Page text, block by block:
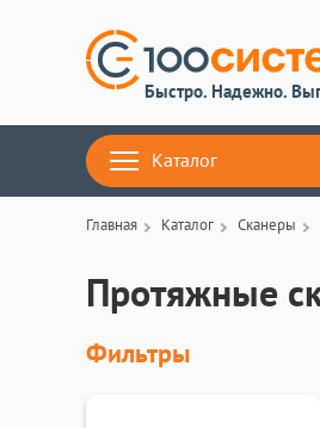
Быстро. Надежно.
Каталог
Главная Каталог Сканеры
Протяжные
Фильтры